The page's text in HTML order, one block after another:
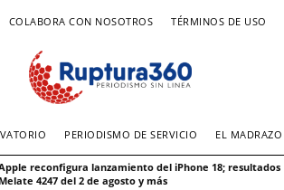
COLABORA CON NOSOTROS TÉRMINOS DE USO
PERIODISMO DE SERVICIO EL MADRAZO
reconfigura lanzamiento del iPhone 18; resultados
Melate 4247 del 2 de agosto y más